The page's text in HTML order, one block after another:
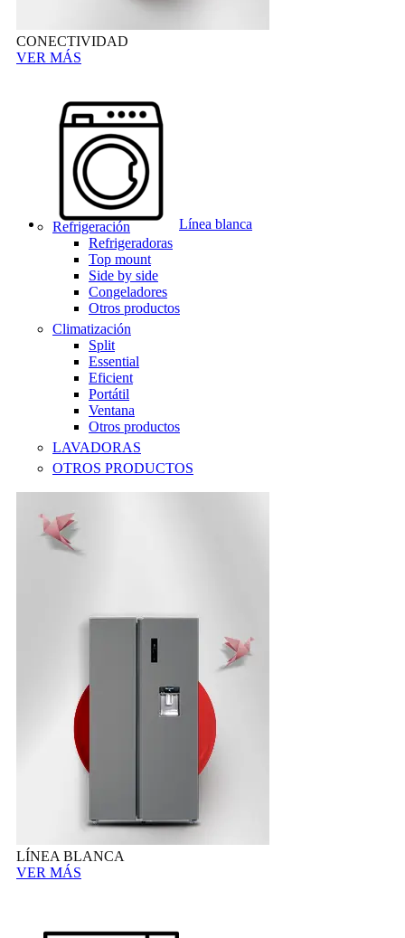
CONECTIVIDAD
VER MÁS
Línea blanca
Refrigeración
Refrigeradoras
Top mount
Side by side
Congeladores
Otros productos
Climatización
Split
Essential
Eficient
Portátil
Ventana
Otros productos
LAVADORAS
OTROS PRODUCTOS
LÍNEA BLANCA
VER MÁS